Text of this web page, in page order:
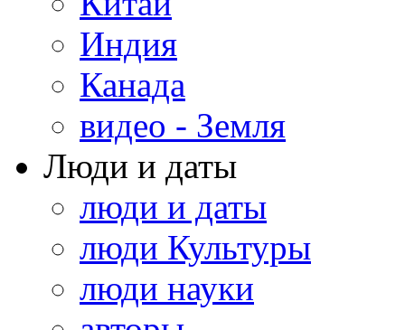
Индия
Канада
видео - Земля
Люди и даты
люди и даты
люди Культуры
люди науки